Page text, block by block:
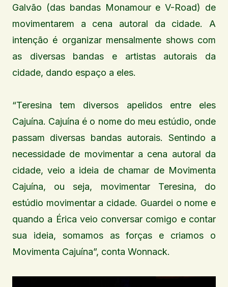
Galvão (das bandas Monamour e V-Road) de
movimentarem a cena autoral da cidade. A
intenção é organizar mensalmente shows com
as diversas bandas e artistas autorais da
cidade, dando espaço a eles.
“Teresina tem diversos apelidos entre eles
Cajuína. Cajuína é o nome do meu estúdio, onde
passam diversas bandas autorais. Sentindo a
necessidade de movimentar a cena autoral da
cidade, veio a ideia de chamar de Movimenta
Cajuína, ou seja, movimentar Teresina, do
estúdio movimentar a cidade. Guardei o nome e
quando a Érica veio conversar comigo e contar
sua ideia, somamos as forças e criamos o
Movimenta Cajuína”, conta Wonnack.